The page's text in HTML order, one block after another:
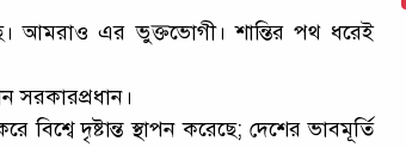
আমরাও এর ভুক্তভোগী। শান্তির পথ ধরেই
সরকারপ্রধান।
দৃষ্টান্ত স্থাপন করেছে; দেশের ভাবমূর্তি